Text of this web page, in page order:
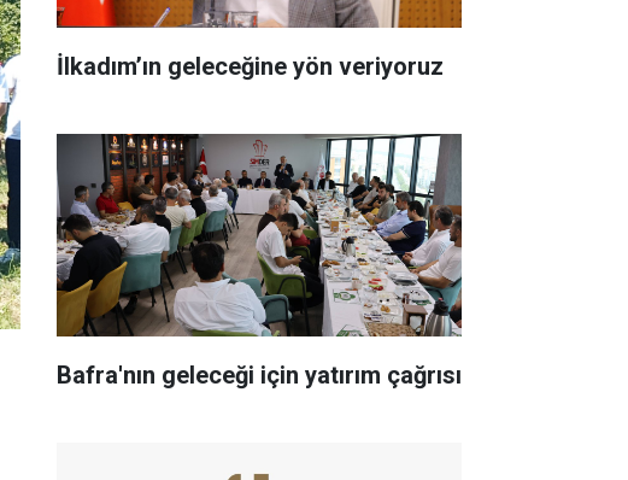
İlkadım’ın geleceğine yön veriyoruz
Bafra'nın geleceği için yatırım çağrısı